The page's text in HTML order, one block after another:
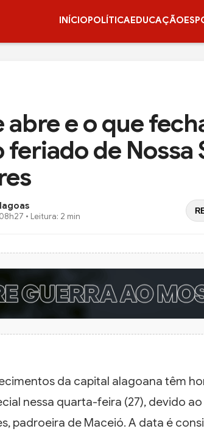
INÍCIOPOLÍTICAEDUCAÇÃO
abre e o que
feriado de Nossa
• Leitura: 2 min
da capital alagoana têm
nessa quarta-feira (27), devido
padroeira de Maceió. A data é